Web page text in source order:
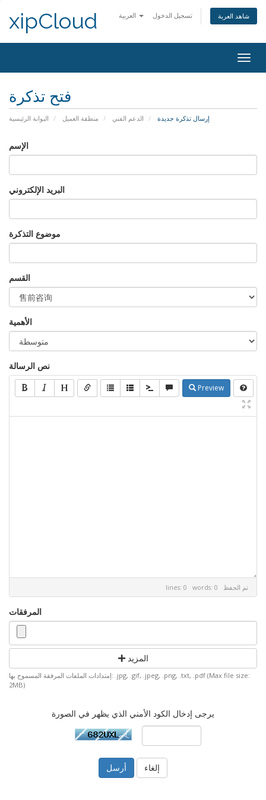
تسجيل الدخول شاهد العربة xipCloud
فتح تذكرة
البوابة الرئيسية منطقة العميل الدعم الفني إرسال تذكرة جديدة
الإسم
البريد الإلكتروني
موضوع التذكرة
القسم
الأهمية
نص الرسالة
Preview
lines: 0 words: 0 تم الحفظ
المرفقات
المزيد
إمتدادات الملفات المرفقة المسموح بها: .jpg, .gif, .jpeg, .png, .txt, .pdf (Max file size:
2MB)
يرجى إدخال الكود الأمني الذي يظهر في الصورة
إلغاء